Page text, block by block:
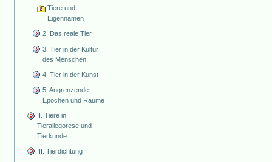
Tiere und
Eigennamen
2. Das reale Tier
3. Tier in der Kultur
des Menschen
4. Tier in der Kunst
5. Angrenzende
Epochen und Räume
II. Tiere in
Tierallegorese und
Tierkunde
III. Tierdichtung